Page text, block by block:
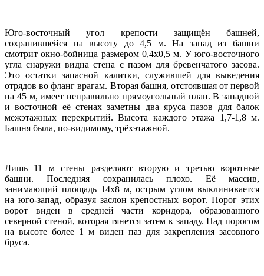
Юго-восточный угол крепости защищён башней,
сохранившейся на высоту до 4,5 м. На запад из башни
смотрит окно-бойница размером 0,4х0,5 м. У юго-восточного
угла снаружи видна стена с пазом для бревенчатого засова.
Это остатки запасной калитки, служившей для выведения
отрядов во фланг врагам. Вторая башня, отстоявшая от первой
на 45 м, имеет неправильно прямоугольный план. В западной
и восточной её стенах заметны два яруса пазов для балок
межэтажных перекрытий. Высота каждого этажа 1,7-1,8 м.
Башня была, по-видимому, трёхэтажной.
Лишь 11 м стены разделяют вторую и третью воротные
башни. Последняя сохранилась плохо. Её массив,
занимающий площадь 14х8 м, острым углом выклинивается
на юго-запад, образуя заслон крепостных ворот. Порог этих
ворот виден в средней части коридора, образованного
северной стеной, которая тянется затем к западу. Над порогом
на высоте более 1 м виден паз для закрепления засовного
бруса.